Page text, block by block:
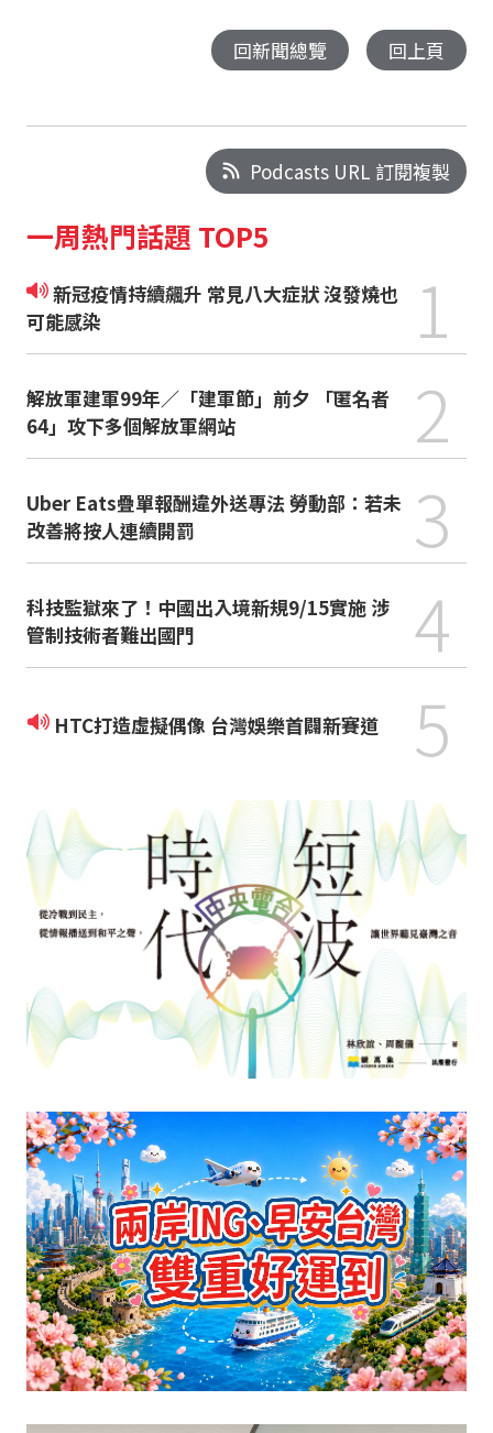
回新聞總覽 回上頁
Podcasts URL 訂閱複製
一周熱門話題 TOP5
新冠疫情持續飆升 常見八大症狀 沒發燒也
可能感染
1
解放軍建軍99年／「建軍節」前夕 「匿名者
64」攻下多個解放軍網站
2
Uber Eats疊單報酬違外送專法 勞動部：若未
改善將按人連續開罰
3
科技監獄來了！中國出入境新規9/15實施 涉
管制技術者難出國門
4
HTC打造虛擬偶像 台灣娛樂首闢新賽道 5